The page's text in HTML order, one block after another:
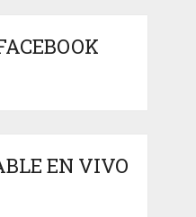
EN VIVO